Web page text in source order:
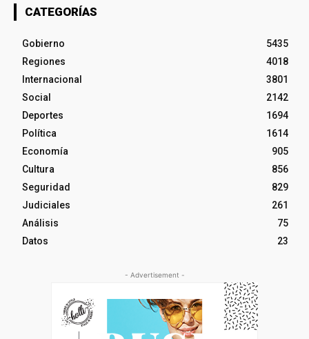
CATEGORÍAS
Gobierno
5435
Regiones
4018
Internacional
3801
Social
2142
Deportes
1694
Política
1614
Economía
905
Cultura
856
Seguridad
829
Judiciales
261
Análisis
75
Datos
23
- Advertisement -